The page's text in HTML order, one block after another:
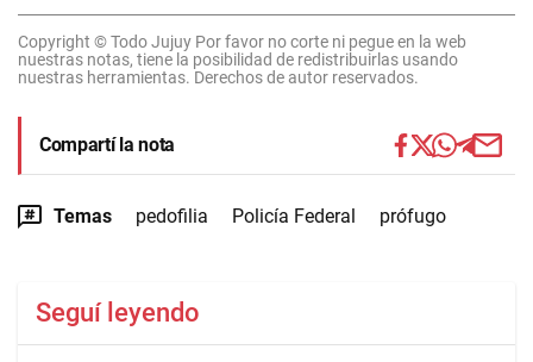
Copyright © Todo Jujuy Por favor no corte ni pegue en la web
nuestras notas, tiene la posibilidad de redistribuirlas usando
nuestras herramientas. Derechos de autor reservados.
Compartí la nota
Temas pedofilia Policía Federal prófugo
Seguí leyendo